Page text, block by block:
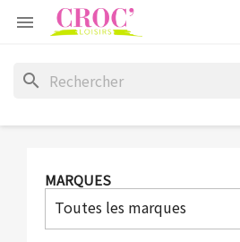

search
MARQUES
Toutes les marques